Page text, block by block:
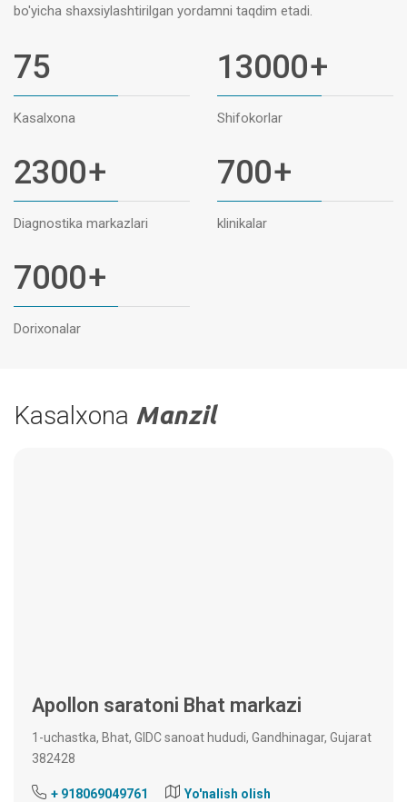
bo'yicha shaxsiylashtirilgan yordamni taqdim etadi.
75
Kasalxona
13000+
Shifokorlar
2300+
Diagnostika markazlari
700+
klinikalar
7000+
Dorixonalar
Kasalxona Manzil
Apollon saratoni Bhat markazi
1-uchastka, Bhat, GIDC sanoat hududi, Gandhinagar, Gujarat
382428
+ 918069049761 Yo'nalish olish